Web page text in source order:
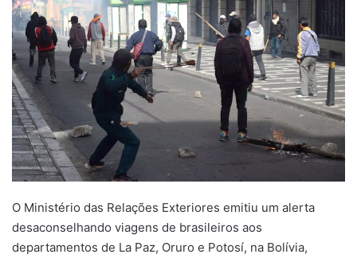
O Ministério das Relações Exteriores emitiu um alerta
desaconselhando viagens de brasileiros aos
departamentos de La Paz, Oruro e Potosí, na Bolívia,